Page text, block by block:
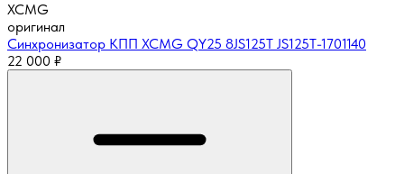
XCMG
оригинал
Синхронизатор КПП XCMG QY25 8JS125T JS125T-1701140
22 000 ₽